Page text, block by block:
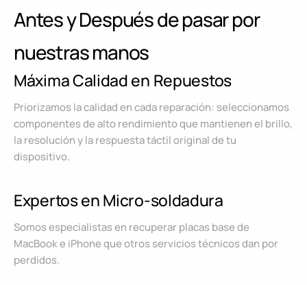
Antes y Después de pasar por
nuestras manos
Máxima Calidad en Repuestos
Priorizamos la calidad en cada reparación: seleccionamos
componentes de alto rendimiento que mantienen el brillo,
la resolución y la respuesta táctil original de tu
dispositivo.
Expertos en Micro-soldadura
Somos especialistas en recuperar placas base de
MacBook e iPhone que otros servicios técnicos dan por
perdidos.